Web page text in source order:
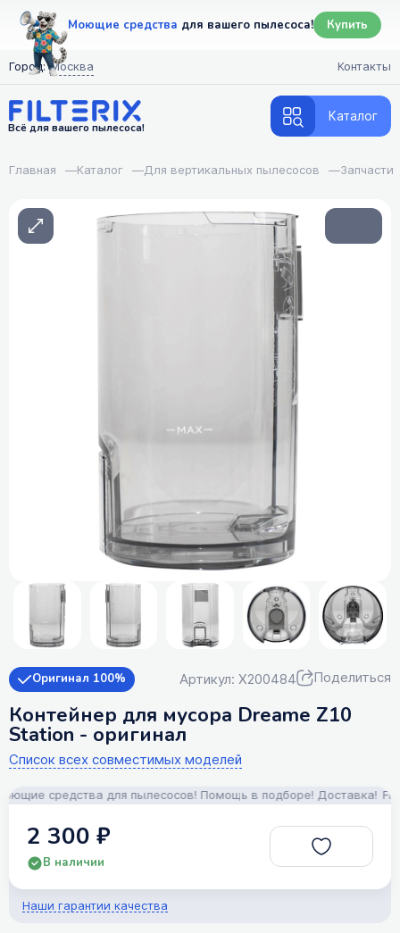
Моющие средства для вашего пылесоса! Купить
Город: Москва Контакты
Всё для вашего пылесоса!
Каталог
Главная —Каталог —Для вертикальных пылесосов —Запчасти
Оригинал 100% Артикул: X200484 Поделиться
Контейнер для мусора Dreame Z10
Station - оригинал
Список всех совместимых моделей
средства для пылесосов! Помощь в подборе! Доставка!
2 300 ₽
В наличии
Наши гарантии качества